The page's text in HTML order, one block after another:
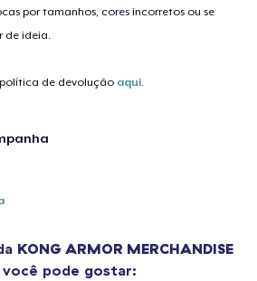
por tamanhos, cores incorretos ou se
de ideia.
política de devolução aqui
KONG ARMOR MERCHANDISE
você pode gostar: